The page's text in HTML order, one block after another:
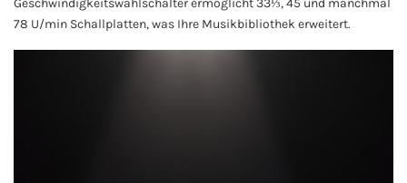
78 U/min Schallplatten, was Ihre Musikbibliothek erweitert.